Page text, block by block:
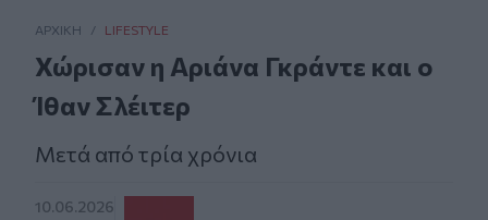
ΑΡΧΙΚΗ / LIFESTYLE
Χώρισαν η Αριάνα Γκράντε και ο
Ίθαν Σλέιτερ
Μετά από τρία χρόνια
10.06.2026